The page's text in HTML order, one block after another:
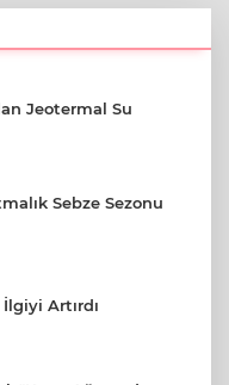
Jeotermal Su
Sebze Sezonu
Artırdı